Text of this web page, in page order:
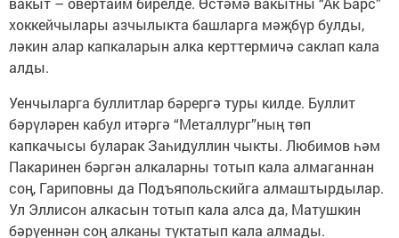
хоккейчылары азчылыкта башларга мәҗбүр булды,
ләкин алар капкаларын алка керттермичә саклап кала
алды.
Уенчыларга буллитлар бәрергә туры килде. Буллит
бәрүләрен кабул итәргә “Металлург”ның төп
капкачысы буларак Заһидуллин чыкты. Любимов һәм
Пакаринен бәргән алкаларны тотып кала алмаганнан
соң, Гариповны да Подъяпольскийга алмаштырдылар.
Ул Эллисон алкасын тотып кала алса да, Матушкин
бәрүеннән соң алканы туктатып кала алмады.